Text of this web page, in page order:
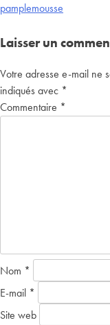
pamplemousse
Laisser un
Votre adresse e-mail ne
indiqués avec *
Commentaire *
Nom *
E-mail *
Site web